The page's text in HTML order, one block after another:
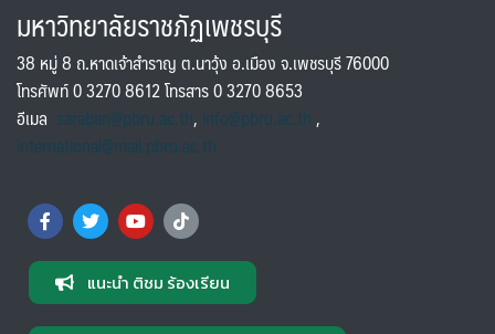
มหาวิทยาลัยราชภัฏเพชรบุรี
38 หมู่ 8 ถ.หาดเจ้าสำราญ ต.นาวุ้ง อ.เมือง จ.เพชรบุรี 76000
โทรศัพท์ 0 3270 8612 โทรสาร 0 3270 8653
อีเมล saraban@pbru.ac.th, info@pbru.ac.th,
international@mail.pbru.ac.th
แนะนำ ติชม ร้องเรียน